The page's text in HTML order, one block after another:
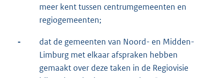
meer kent tussen centrumgemeenten en
regiogemeenten;
-
dat de gemeenten van Noord- en Midden-
Limburg met elkaar afspraken hebben
gemaakt over deze taken in de Regiovisie